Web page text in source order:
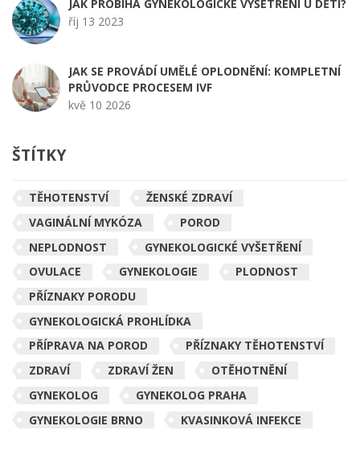
JAK PROBÍHÁ GYNEKOLOGICKÉ VYŠETŘENÍ U DĚTÍ?
říj 13 2023
JAK SE PROVÁDÍ UMĚLÉ OPLODNĚNÍ: KOMPLETNÍ
PRŮVODCE PROCESEM IVF
kvě 10 2026
ŠTÍTKY
TĚHOTENSTVÍ
ŽENSKÉ ZDRAVÍ
VAGINÁLNÍ MYKÓZA
POROD
NEPLODNOST
GYNEKOLOGICKÉ VYŠETŘENÍ
OVULACE
GYNEKOLOGIE
PLODNOST
PŘÍZNAKY PORODU
GYNEKOLOGICKÁ PROHLÍDKA
PŘÍPRAVA NA POROD
PŘÍZNAKY TĚHOTENSTVÍ
ZDRAVÍ
ZDRAVÍ ŽEN
OTĚHOTNĚNÍ
GYNEKOLOG
GYNEKOLOG PRAHA
GYNEKOLOGIE BRNO
KVASINKOVÁ INFEKCE